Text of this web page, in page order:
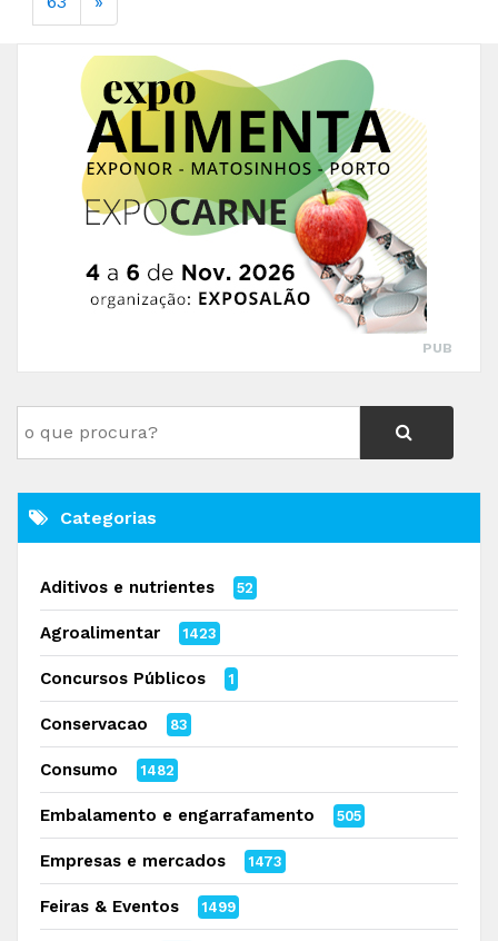
PUB
Categorias
Aditivos e nutrientes 52
Agroalimentar 1423
Concursos Públicos 1
Conservacao 83
Consumo 1482
Embalamento e engarrafamento 505
Empresas e mercados 1473
Feiras & Eventos 1499